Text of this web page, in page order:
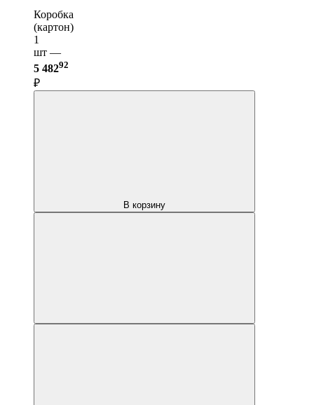
Коробка
(картон)
1
шт —
5 48292
₽
В корзину